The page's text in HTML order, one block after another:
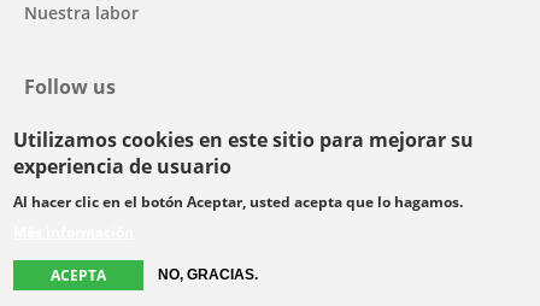
Utilizamos cookies en este sitio para mejorar su
experiencia de usuario
Al hacer clic en el botón Aceptar, usted acepta que lo hagamos.
ACEPTA NO, GRACIAS.
Nuestra labor
Follow us
facebook
twitteryoutubeyoutubeinstagram
Select
language
Footer
menu
© Copyright WCC 2026